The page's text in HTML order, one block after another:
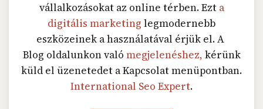
vállalkozásokat az online térben. Ezt a
digitális marketing legmodernebb
eszközeinek a használatával érjük el. A
Blog oldalunkon való megjelenéshez, kérünk
küld el üzenetedet a Kapcsolat menüpontban.
International Seo Expert.